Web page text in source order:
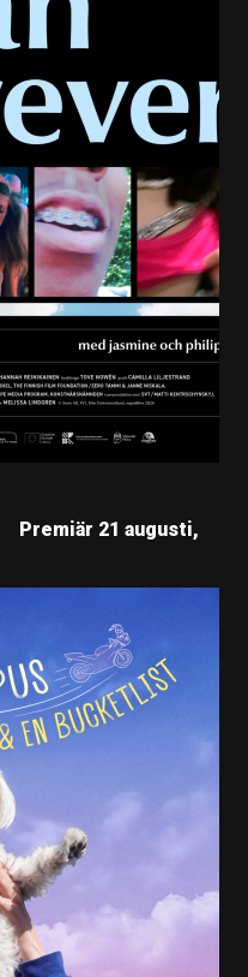
Premiär 21 augusti,